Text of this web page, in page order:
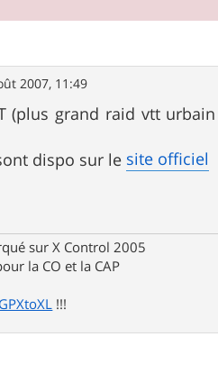
2007, 11:49
(plus grand raid vtt
dispo sur le site officiel
sur X Control 2005
la CO et la CAP
GPXtoXL !!!